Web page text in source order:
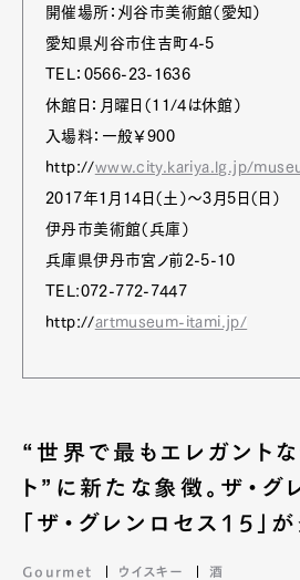
開催場所：刈谷市美術館（愛知）
愛知県刈谷市住吉町4-5
TEL：0566-23-1636
休館日：月曜日（11/4は休館）
入場料：一般￥900
http://www.city.kariya.lg.jp/
2017年1月14日（土）〜3月5日（日）
伊丹市美術館（兵庫）
兵庫県伊丹市宮ノ前2-5-10
TEL:072-772-7447
http://artmuseum-itami.jp/
“世界で最もエレガント
ト”に新たな象徴。ザ・グ
「ザ・グレンロセス15」
Gourmet ウイスキー 酒